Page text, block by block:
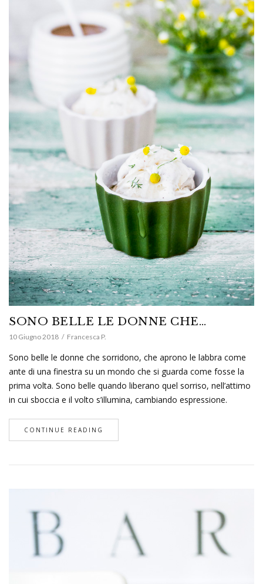
SONO BELLE LE DONNE CHE…
10 Giugno 2018 Francesca P.
Sono belle le donne che sorridono, che aprono le labbra come
ante di una finestra su un mondo che si guarda come fosse la
prima volta. Sono belle quando liberano quel sorriso, nell’attimo
in cui sboccia e il volto s’illumina, cambiando espressione.
CONTINUE READING